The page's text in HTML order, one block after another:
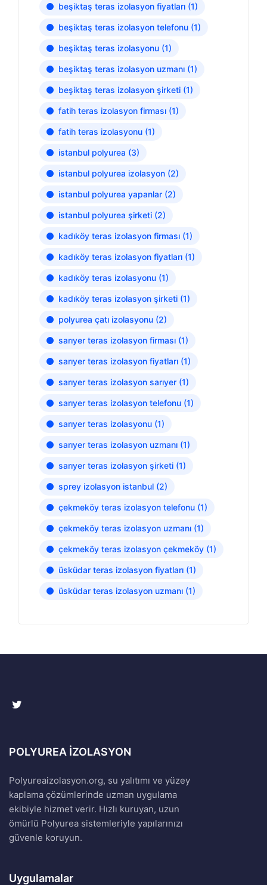
beşiktaş teras izolasyon fiyatları (1)
beşiktaş teras izolasyon telefonu (1)
beşiktaş teras izolasyonu (1)
beşiktaş teras izolasyon uzmanı (1)
beşiktaş teras izolasyon şirketi (1)
fatih teras izolasyon firması (1)
fatih teras izolasyonu (1)
istanbul polyurea (3)
istanbul polyurea izolasyon (2)
istanbul polyurea yapanlar (2)
istanbul polyurea şirketi (2)
kadıköy teras izolasyon firması (1)
kadıköy teras izolasyon fiyatları (1)
kadıköy teras izolasyonu (1)
kadıköy teras izolasyon şirketi (1)
polyurea çatı izolasyonu (2)
sarıyer teras izolasyon firması (1)
sarıyer teras izolasyon fiyatları (1)
sarıyer teras izolasyon sarıyer (1)
sarıyer teras izolasyon telefonu (1)
sarıyer teras izolasyonu (1)
sarıyer teras izolasyon uzmanı (1)
sarıyer teras izolasyon şirketi (1)
sprey izolasyon istanbul (2)
çekmeköy teras izolasyon telefonu (1)
çekmeköy teras izolasyon uzmanı (1)
çekmeköy teras izolasyon çekmeköy (1)
üsküdar teras izolasyon fiyatları (1)
üsküdar teras izolasyon uzmanı (1)
POLYUREA İZOLASYON
Polyureaizolasyon.org, su yalıtımı ve yüzey
kaplama çözümlerinde uzman uygulama
ekibiyle hizmet verir. Hızlı kuruyan, uzun
ömürlü Polyurea sistemleriyle yapılarınızı
güvenle koruyun.
Uygulamalar